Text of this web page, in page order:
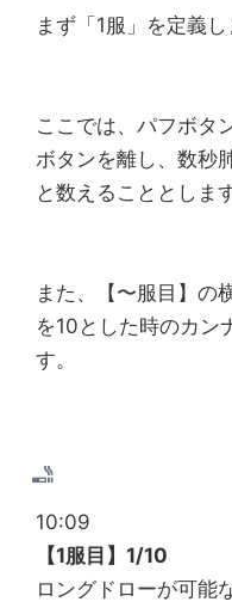
まず「1服」を定義し
ここでは、パフボタ
ボタンを離し、数秒
と数えることとします
また、【〜服目】の
を10とした時のカン
す。
10:09
【1服目】1/10
ロングドローが可能